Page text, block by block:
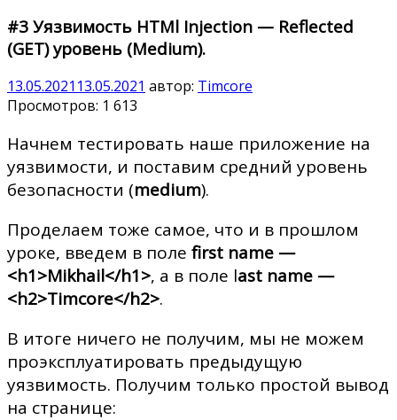
#3 Уязвимость HTMl Injection — Reflected
(GET) уровень (Medium).
13.05.2021 13.05.2021 автор: Timcore
Просмотров: 1 613
Начнем тестировать наше приложение на
уязвимости, и поставим средний уровень
безопасности (medium).
Проделаем тоже самое, что и в прошлом
уроке, введем в поле first name —
<h1>Mikhail</h1>, а в поле last name —
<h2>Timcore</h2>.
В итоге ничего не получим, мы не можем
проэксплуатировать предыдущую
уязвимость. Получим только простой вывод
на странице: